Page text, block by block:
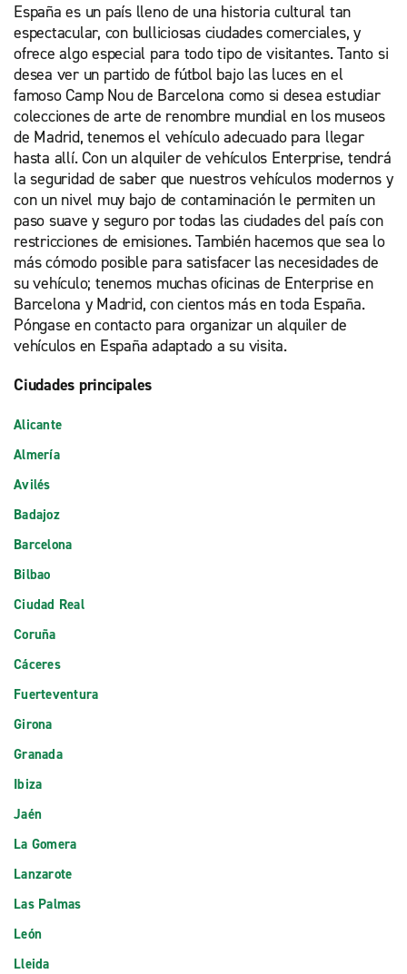
España es un país lleno de una historia cultural tan
espectacular, con bulliciosas ciudades comerciales, y
ofrece algo especial para todo tipo de visitantes. Tanto si
desea ver un partido de fútbol bajo las luces en el
famoso Camp Nou de Barcelona como si desea estudiar
colecciones de arte de renombre mundial en los museos
de Madrid, tenemos el vehículo adecuado para llegar
hasta allí. Con un alquiler de vehículos Enterprise, tendrá
la seguridad de saber que nuestros vehículos modernos y
con un nivel muy bajo de contaminación le permiten un
paso suave y seguro por todas las ciudades del país con
restricciones de emisiones. También hacemos que sea lo
más cómodo posible para satisfacer las necesidades de
su vehículo; tenemos muchas oficinas de Enterprise en
Barcelona y Madrid, con cientos más en toda España.
Póngase en contacto para organizar un alquiler de
vehículos en España adaptado a su visita.
Ciudades principales
Alicante
Almería
Avilés
Badajoz
Barcelona
Bilbao
Ciudad Real
Coruña
Cáceres
Fuerteventura
Girona
Granada
Ibiza
Jaén
La Gomera
Lanzarote
Las Palmas
León
Lleida